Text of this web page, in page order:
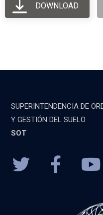
DOWNLOAD
SUPERINTENDENCIA DE
Y GESTIÓN DEL SUELO
SOT